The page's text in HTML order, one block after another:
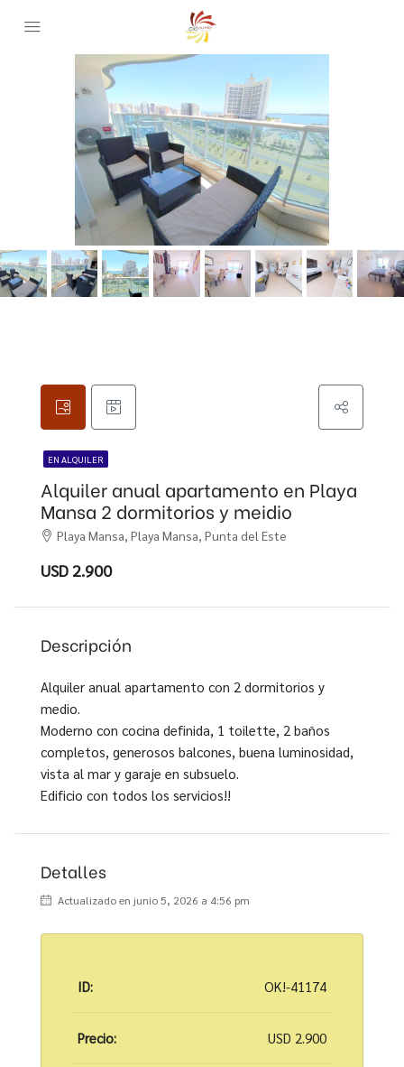
EN ALQUILER
Alquiler anual apartamento en Playa
Mansa 2 dormitorios y meidio
Playa Mansa, Playa Mansa, Punta del Este
USD 2.900
Descripción
Alquiler anual apartamento con 2 dormitorios y
medio.
Moderno con cocina definida, 1 toilette, 2 baños
completos, generosos balcones, buena luminosidad,
vista al mar y garaje en subsuelo.
Edificio con todos los servicios!!
Detalles
Actualizado en junio 5, 2026 a 4:56 pm
ID: OK!-41174
Precio: USD 2.900